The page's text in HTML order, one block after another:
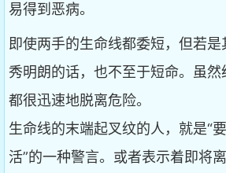
易得到恶病。
即使两手的生命线都委短，但若
秀明朗的话，也不至于短命。虽
都很迅速地脱离危险。
生命线的末端起叉纹的人，就是“
活”的一种警言。或者表示着即将